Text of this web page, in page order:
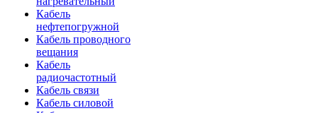
Кабель
нефтепогружной
Кабель проводного
вещания
Кабель
радиочастотный
Кабель связи
Кабель силовой